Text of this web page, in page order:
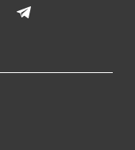
LinkedIn